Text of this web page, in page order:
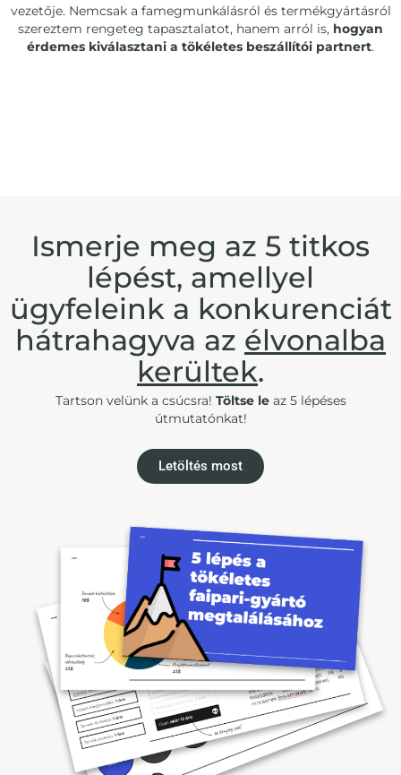
vezetője. Nemcsak a famegmunkálásról és termékgyártásról
szereztem rengeteg tapasztalatot, hanem arról is, hogyan
érdemes kiválasztani a tökéletes beszállítói partnert.
Ismerje meg az 5 titkos
lépést, amellyel
ügyfeleink a konkurenciát
hátrahagyva az élvonalba
kerültek.
Tartson velünk a csúcsra! Töltse leaz 5 lépéses
útmutatónkat!
Letöltés most